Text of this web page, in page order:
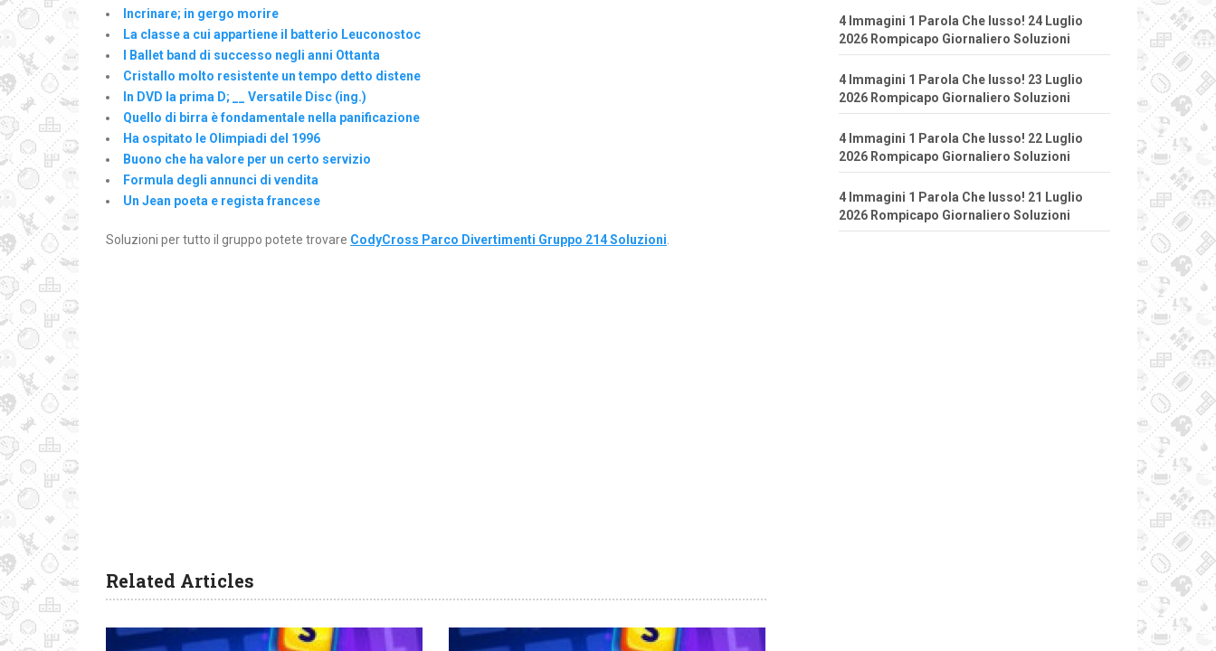
Incrinare; in gergo morire
La classe a cui appartiene il batterio Leuconostoc
I Ballet band di successo negli anni Ottanta
Cristallo molto resistente un tempo detto distene
In DVD la prima D; __ Versatile Disc (ing.)
Quello di birra è fondamentale nella panificazione
Ha ospitato le Olimpiadi del 1996
Buono che ha valore per un certo servizio
Formula degli annunci di vendita
Un Jean poeta e regista francese
Soluzioni per tutto il gruppo potete trovare CodyCross Parco Divertimenti Gruppo 214 Soluzioni
Related Articles
4 Immagini 1 Parola Che lusso! 24 Luglio
2026 Rompicapo Giornaliero Soluzioni
4 Immagini 1 Parola Che lusso! 23 Luglio
2026 Rompicapo Giornaliero Soluzioni
4 Immagini 1 Parola Che lusso! 22 Luglio
2026 Rompicapo Giornaliero Soluzioni
4 Immagini 1 Parola Che lusso! 21 Luglio
2026 Rompicapo Giornaliero Soluzioni